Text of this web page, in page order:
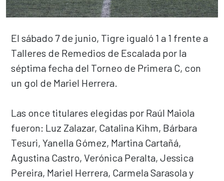
El sábado 7 de junio, Tigre igualó 1 a 1 frente a
Talleres de Remedios de Escalada por la
séptima fecha del Torneo de Primera C, con
un gol de Mariel Herrera.
Las once titulares elegidas por Raúl Maiola
fueron: Luz Zalazar, Catalina Kihm, Bárbara
Tesuri, Yanella Gómez, Martina Cartañá,
Agustina Castro, Verónica Peralta, Jessica
Pereira, Mariel Herrera, Carmela Sarasola y